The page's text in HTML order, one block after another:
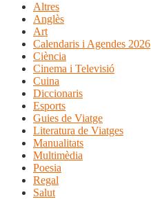
Altres
Anglès
Art
Calendaris i Agendes 2026
Ciència
Cinema i Televisió
Cuina
Diccionaris
Esports
Guies de Viatge
Literatura de Viatges
Manualitats
Multimèdia
Poesia
Regal
Salut